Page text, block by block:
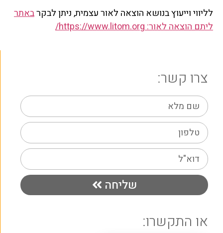
צרו קשר:
שליחה
או התקשרו:
לליווי וייעוץ בנושא הוצאה לאור עצמית, ניתן לבקרבאתר
ליתם הוצאה לאור: https://www.litom.org/